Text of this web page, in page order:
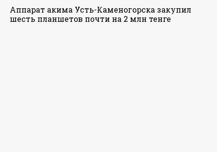
Аппарат акима Усть-Каменогорска закупил
шесть планшетов почти на 2 млн тенге